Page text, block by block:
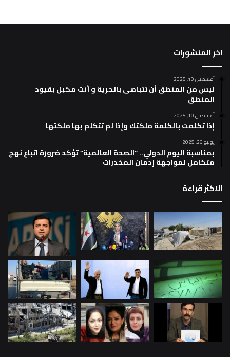
اخر المنشورات
أغسطس 10, 2025
ليس من المنطق أن تتباهى بالحرية و أنت مكبل بقيود
المنطق
أغسطس 10, 2025
إذا تكلمت بالكلمة ملكتك وإذا لم تتكلم بها ملكتها
يونيو 26, 2025
بمناسبة اليوم الدولي.. “الصحة العالمية” تؤكد ضرورة اتباع نهج
متكامل لمواجهة إدمان المخدرات
الاكثر قراءة